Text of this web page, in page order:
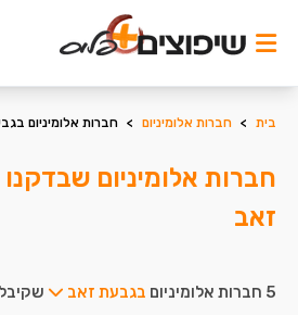
בית > חברות אלומיניום > חברות אלומיניום
חברות אלומיניום
זאב
5 חברות אלומיניום בגבעת זאב